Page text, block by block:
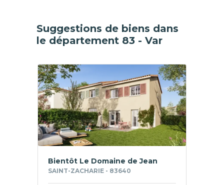
Suggestions de biens dans
le département 83 - Var
Bientôt Le Domaine de Jean
SAINT-ZACHARIE - 83640